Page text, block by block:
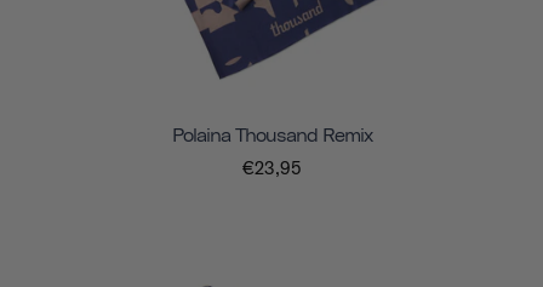
Polaina Thousand Remix
€23,95